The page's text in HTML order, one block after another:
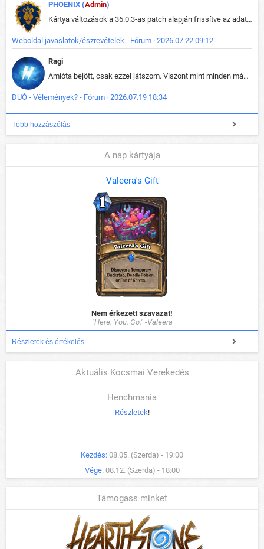
PHOENIX (Admin)
Kártya változások a 36.0.3-as patch alapján frissítve az adatbázisban (képek is cserélve).
Weboldal javaslatok/észrevételek - Fórum · 2026.07.22 09:12
Ragi
Amióta bejött, csak ezzel játszom. Viszont mint minden más - akár az alapjáték is, ez is baromira összetett lett. Néha már pár kör után is esélytelen az egész. Vagy irreállisan túltápol valaki, vagy lelép a partner, vagy csak hülye mint a segg. És amikor eljönne az én időm, na akkor jön el mindenki másé is. Engem jobban érdekelne, hogy ki milyen ratingen szokott játszani. Na ez lenne egy érdekes adat.
DUÓ - Vélemények? - Fórum · 2026.07.19 18:34
Több hozzászólás
A nap kártyája
Valeera's Gift
Nem érkezett szavazat!
"Here. You. Go." -Valeera
Részletek és értékelés
Aktuális Kocsmai Verekedés
Henchmania
Részletek!
Kezdés: 08.05. (Szerda) - 19:00
Vége: 08.12. (Szerda) - 18:00
Támogass minket